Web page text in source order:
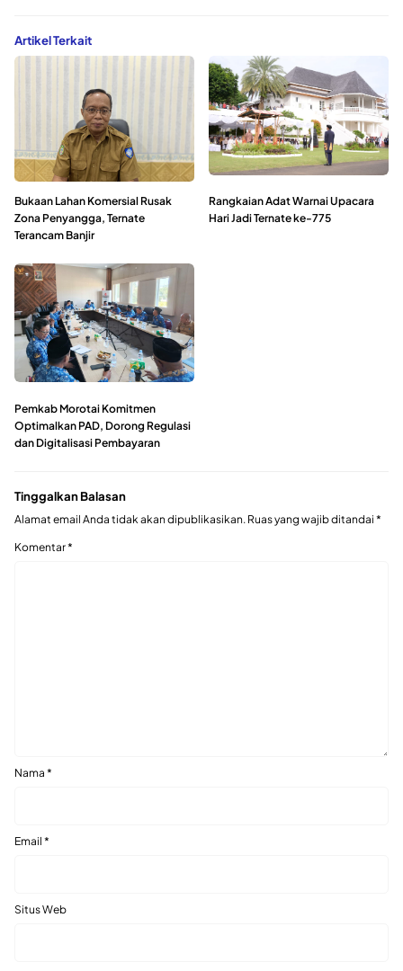
Artikel Terkait
Bukaan Lahan Komersial Rusak
Zona Penyangga, Ternate
Terancam Banjir
Rangkaian Adat Warnai Upacara
Hari Jadi Ternate ke-775
Pemkab Morotai Komitmen
Optimalkan PAD, Dorong Regulasi
dan Digitalisasi Pembayaran
Tinggalkan Balasan
Alamat email Anda tidak akan dipublikasikan. Ruas yang wajib ditandai *
Komentar*
Nama *
Email *
Situs Web